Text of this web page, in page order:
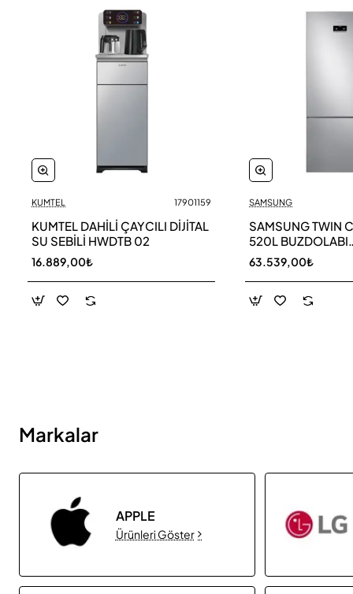
Yeni
KUMTEL 17901159
KUMTEL DAHİLİ ÇAYCILI DİJİTAL
SU SEBİLİ HWDTB 02
16.889,00₺
SAMSUNG
SAMSUNG TWIN
520L BUZDOLABI
RB52DS33ESA TR
63.539,00₺
Markalar
APPLE
Ürünleri Göster